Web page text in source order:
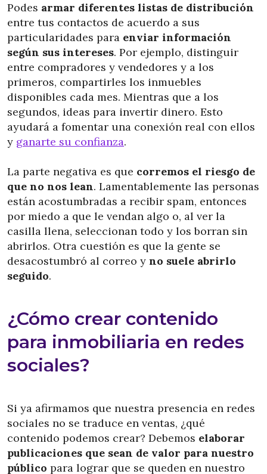
Podes armar diferentes listas de distribución
entre tus contactos de acuerdo a sus
particularidades para enviar información
según sus intereses. Por ejemplo, distinguir
entre compradores y vendedores y a los
primeros, compartirles los inmuebles
disponibles cada mes. Mientras que a los
segundos, ideas para invertir dinero. Esto
ayudará a fomentar una conexión real con ellos
y ganarte su confianza.
La parte negativa es que corremos el riesgo de
que no nos lean. Lamentablemente las personas
están acostumbradas a recibir spam, entonces
por miedo a que le vendan algo o, al ver la
casilla llena, seleccionan todo y los borran sin
abrirlos. Otra cuestión es que la gente se
desacostumbró al correo y no suele abrirlo
seguido.
¿Cómo crear contenido
para inmobiliaria en redes
sociales?
Si ya afirmamos que nuestra presencia en redes
sociales no se traduce en ventas, ¿qué
contenido podemos crear? Debemos elaborar
publicaciones que sean de valor para nuestro
público para lograr que se queden en nuestro